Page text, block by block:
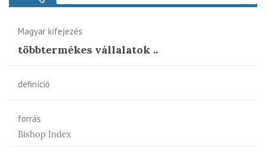
Magyar kifejezés
többtermékes vállalatok ..
definíció
forrás
Bishop Index